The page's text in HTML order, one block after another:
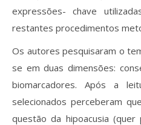
expressões- chave
restantes procedimentos
Os autores pesquisaram o
se em duas dimensões:
biomarcadores. Após a
selecionados perceberam
questão da hipoacusia